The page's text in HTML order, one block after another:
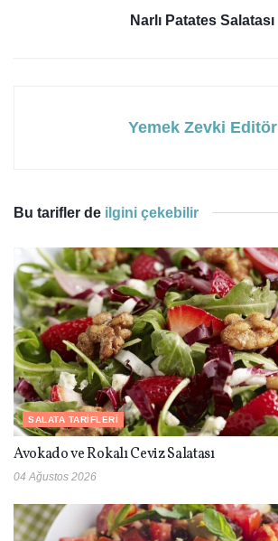
Narlı Patates Salatası
Yemek Zevki Editör
Bu tarifler de ilgini çekebilir
SALATA TARIFLERI
Avokado ve Rokalı Ceviz Salatası
04 Ağustos 2026